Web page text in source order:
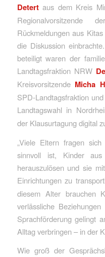
Detertaus dem Kreis
Rückmeldungen aus
die Diskussion
beteiligt waren der
Landtagsfraktion NRW
Kreisvorsitzende Micha
SPD-Landtagsfraktion
Landtagswahl in
der Klausurtagung digital
„Viele Eltern fragen
sinnvoll ist, Kinder
herauszulösen und sie
Einrichtungen zu
diesem Alter brauchen
verlässliche
Sprachförderung gelingt
Alltag verbringen – in der
Wie groß der